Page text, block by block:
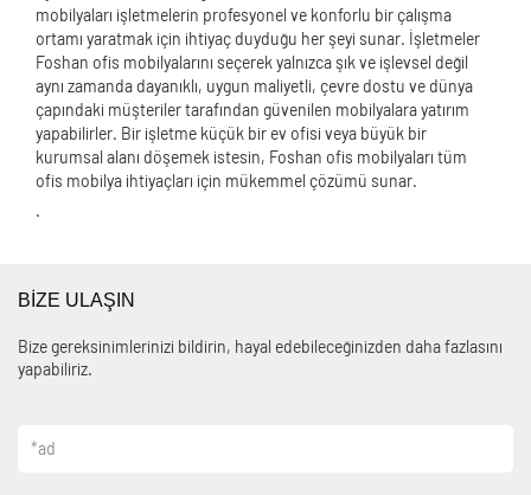
mobilyaları işletmelerin profesyonel ve konforlu bir çalışma
ortamı yaratmak için ihtiyaç duyduğu her şeyi sunar. İşletmeler
Foshan ofis mobilyalarını seçerek yalnızca şık ve işlevsel değil
aynı zamanda dayanıklı, uygun maliyetli, çevre dostu ve dünya
çapındaki müşteriler tarafından güvenilen mobilyalara yatırım
yapabilirler. Bir işletme küçük bir ev ofisi veya büyük bir
kurumsal alanı döşemek istesin, Foshan ofis mobilyaları tüm
ofis mobilya ihtiyaçları için mükemmel çözümü sunar.
.
BİZE ULAŞIN
Bize gereksinimlerinizi bildirin, hayal edebileceğinizden daha fazlasını
yapabiliriz.
*ad